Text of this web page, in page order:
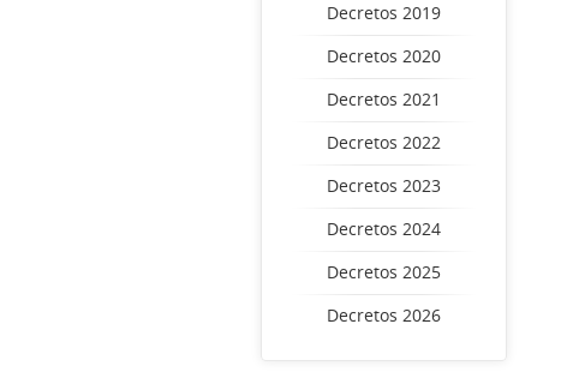
Decretos 2019
Decretos 2020
Decretos 2021
Decretos 2022
Decretos 2023
Decretos 2024
Decretos 2025
Decretos 2026